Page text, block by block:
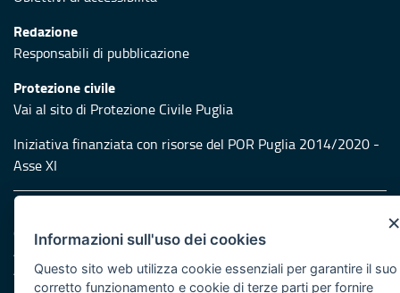
Redazione
Responsabili di pubblicazione
Protezione civile
Vai al sito di Protezione Civile Puglia
Iniziativa finanziata con risorse del POR Puglia 2014/2020 -
Asse XI
Cookie e privacy
Amministrazione trasparente
Atti di notifica
Feed RSS
×
Informazioni sull'uso dei cookies
Questo sito web utilizza cookie essenziali per garantire il suo
corretto funzionamento e cookie di terze parti per fornire